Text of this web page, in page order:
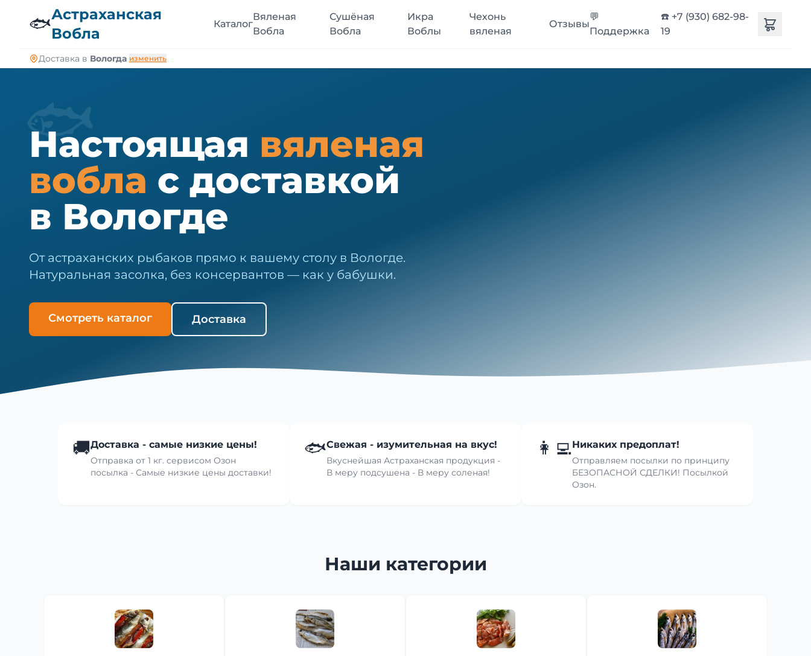
🐟Астраханская
Вобла
Каталог
Вяленая
Вобла
Сушёная
Вобла
Икра
Воблы
Чехонь
вяленая
Отзывы
💬
Поддержка
☎️ +7 (930) 682-98-
19
Доставка в Вологда изменить
🐟
Настоящая вяленая
вобла с доставкой
в Вологде
От астраханских рыбаков прямо к вашему столу в Вологде.
Натуральная засолка, без консервантов — как у бабушки.
Смотреть каталог Доставка
🚚Доставка - самые низкие цены!
Отправка от 1 кг. сервисом Озон
посылка - Самые низкие цены доставки!
🐟Свежая - изумительная на вкус!
Вкуснейшая Астраханская продукция -
В меру подсушена - В меру соленая!
👩‍💻Никаких предоплат!
Отправляем посылки по принципу
БЕЗОПАСНОЙ СДЕЛКИ! Посылкой
Озон.
Наши категории